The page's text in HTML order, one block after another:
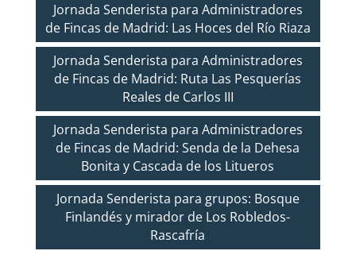
Jornada Senderista para Administradores
de Fincas de Madrid: Las Hoces del Río Riaza
Jornada Senderista para Administradores
de Fincas de Madrid: Ruta Las Pesquerías
Reales de Carlos III
Jornada Senderista para Administradores
de Fincas de Madrid: Senda de la Dehesa
Bonita y Cascada de los Litueros
Jornada Senderista para grupos: Bosque
Finlandés y mirador de Los Robledos-
Rascafría